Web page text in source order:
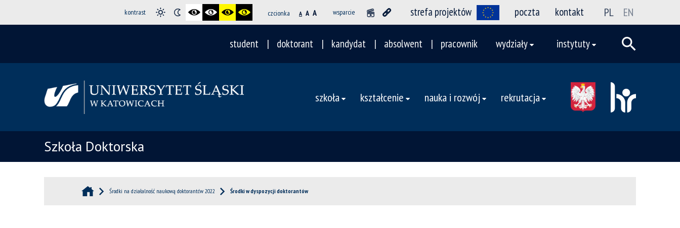
kontrast czcionka A A A wsparcie strefa projektów poczta kontakt PL EN
student doktorant kandydat absolwent pracownik wydziały instytuty
szkoła kształcenie nauka i rozwój rekrutacja
Szkoła Doktorska
Środki na działalność naukową doktorantów 2022 Środki w dyspozycji doktorantów